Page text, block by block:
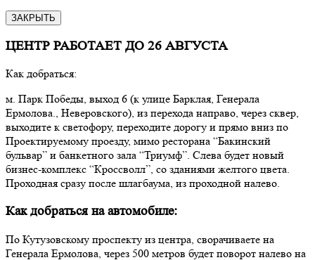
ЗАКРЫТЬ
ЦЕНТР РАБОТАЕТ ДО 26 АВГУСТА
Как добраться:
м. Парк Победы, выход 6 (к улице Барклая, Генерала
Ермолова., Неверовского), из перехода направо, через сквер,
выходите к светофору, переходите дорогу и прямо вниз по
Проектируемому проезду, мимо ресторана “Бакинский
бульвар” и банкетного зала “Триумф”. Слева будет новый
бизнес-комплекс “Кроссволл”, со зданиями желтого цвета.
Проходная сразу после шлагбаума, из проходной налево.
Как добраться на автомобиле:
По Кутузовскому проспекту из центра, сворачиваете на
Генерала Ермолова, через 500 метров будет поворот налево на